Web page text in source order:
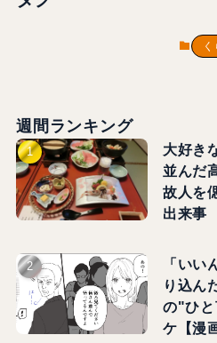
週間ランキング
大好き
並んだ
故人を
出来事
「いい
り込ん
の"ひ
ケ【漫